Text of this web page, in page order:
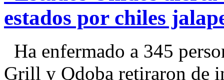
estados por chiles
Ha enfermado a 345
Grill y Qdoba retiraron de